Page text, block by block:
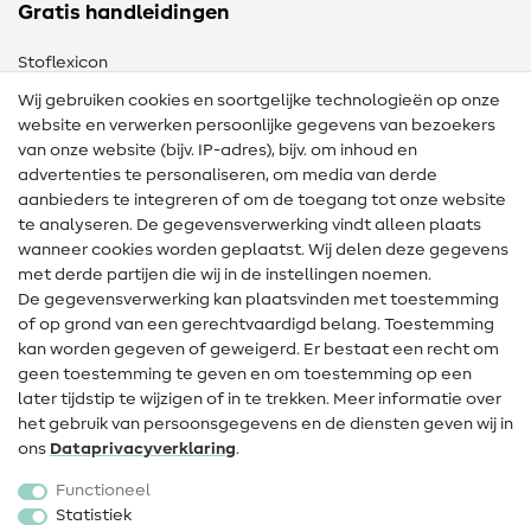
Gratis handleidingen
Stoflexicon
Naailexicon
Gratis Naaipatronen
Hulp & contact
Contact
Wijziging van eigenaar
FAQ
Herroepingsrecht
Populair
Fournituren
Wij gebruiken cookies en soortgelijke technologieën op onze
website en verwerken persoonlijke gegevens van bezoekers
van onze website (bijv. IP-adres), bijv. om inhoud en
advertenties te personaliseren, om media van derde
aanbieders te integreren of om de toegang tot onze website
te analyseren. De gegevensverwerking vindt alleen plaats
wanneer cookies worden geplaatst. Wij delen deze gegevens
met derde partijen die wij in de instellingen noemen.
De gegevensverwerking kan plaatsvinden met toestemming
of op grond van een gerechtvaardigd belang. Toestemming
kan worden gegeven of geweigerd. Er bestaat een recht om
geen toestemming te geven en om toestemming op een
later tijdstip te wijzigen of in te trekken. Meer informatie over
het gebruik van persoonsgegevens en de diensten geven wij in
ons Data­privacy­verklaring.
Functioneel
Statistiek